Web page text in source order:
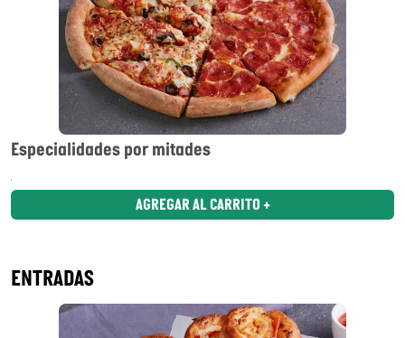
Especialidades por mitades
AGREGAR AL CARRITO +
ENTRADAS